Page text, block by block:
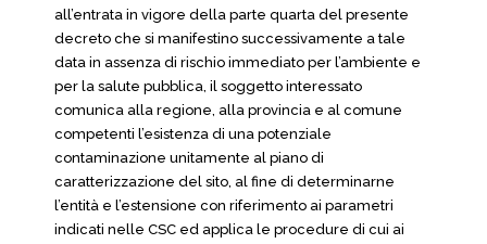
all’entrata in vigore della parte quarta del presente
decreto che si manifestino successivamente a tale
data in assenza di rischio immediato per l’ambiente e
per la salute pubblica, il soggetto interessato
comunica alla regione, alla provincia e al comune
competenti l’esistenza di una potenziale
contaminazione unitamente al piano di
caratterizzazione del sito, al fine di determinarne
l’entità e l’estensione con riferimento ai parametri
indicati nelle CSC ed applica le procedure di cui ai